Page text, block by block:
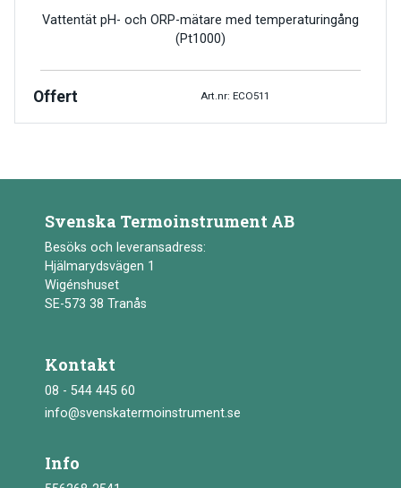
Vattentät pH- och ORP-mätare med temperaturingång
(Pt1000)
Offert Art.nr: ECO511
Svenska Termoinstrument AB
Besöks och leveransadress:
Hjälmarydsvägen 1
Wigénshuset
SE-573 38 Tranås
Kontakt
08 - 544 445 60
info@svenskatermoinstrument.se
Info